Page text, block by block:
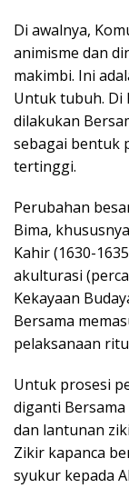
Di awalnya,
animisme dan
makimbi. Ini
Untuk tubuh. Di
dilakukan
sebagai bentuk
tertinggi.
Perubahan
Bima,
Kahir (1630-
akulturasi
Kekayaan
Bersama
pelaksanaan
Untuk prosesi
diganti Bersama
dan lantunan
Zikir kapanca
syukur kepada